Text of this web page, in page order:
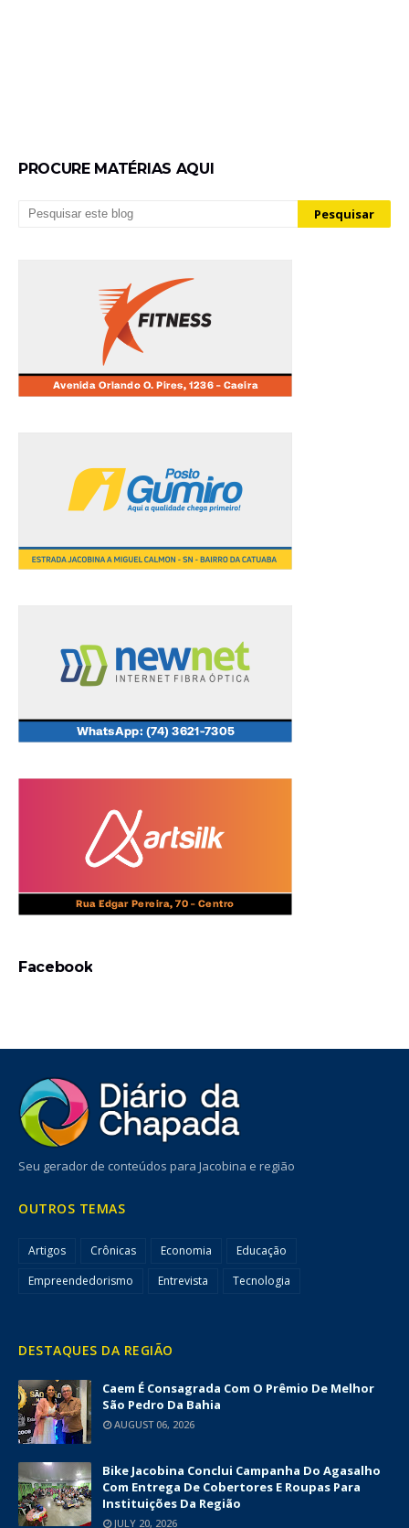
PROCURE MATÉRIAS AQUI
Facebook
Seu gerador de conteúdos para Jacobina e região
OUTROS TEMAS
Artigos Crônicas Economia
Educação
Empreendedorismo
Entrevista Tecnologia
DESTAQUES DA REGIÃO
Caem É Consagrada Com O Prêmio De Melhor
São Pedro Da Bahia
AUGUST 06, 2026
Bike Jacobina Conclui Campanha Do Agasalho
Com Entrega De Cobertores E Roupas Para
Instituições Da Região
JULY 20, 2026